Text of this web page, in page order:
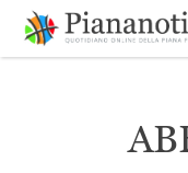
contenuto